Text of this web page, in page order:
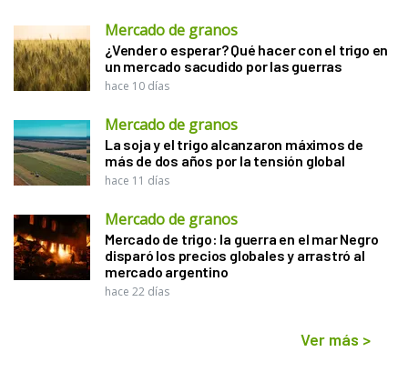
Mercado de granos
¿Vender o esperar? Qué hacer con el trigo en
un mercado sacudido por las guerras
hace 10 días
Mercado de granos
La soja y el trigo alcanzaron máximos de
más de dos años por la tensión global
hace 11 días
Mercado de granos
Mercado de trigo: la guerra en el mar Negro
disparó los precios globales y arrastró al
mercado argentino
hace 22 días
Ver más >